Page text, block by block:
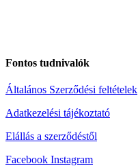
Fontos tudnivalók
Általános Szerződési feltételek
Adatkezelési tájékoztató
Elállás a szerződéstől
Facebook Instagram